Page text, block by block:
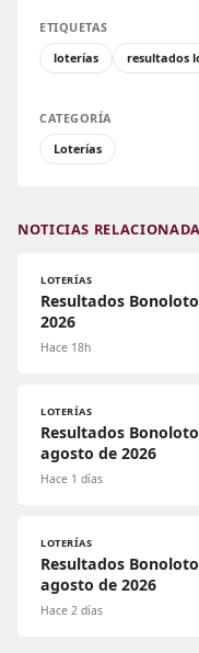
ETIQUETAS
loterías
resultados
CATEGORÍA
Loterías
NOTICIAS
LOTERÍAS
Resultados
2026
Hace 18h
LOTERÍAS
Resultados
agosto de 2026
Hace 1 días
LOTERÍAS
Resultados
agosto de 2026
Hace 2 días